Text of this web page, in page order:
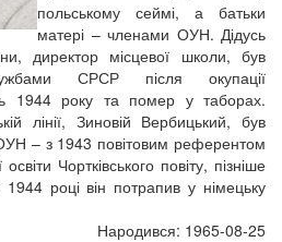
польському сеймі, а батьки
матері – членами ОУН. Дідусь
директор місцевої школи, був
СРСР після окупації
1944 року та помер у таборах.
лінії, Зиновій Вербицький, був
– з 1943 повітовим референтом
Чортківського повіту, пізніше
році він потрапив у німецьку
Народився: 1965-08-25